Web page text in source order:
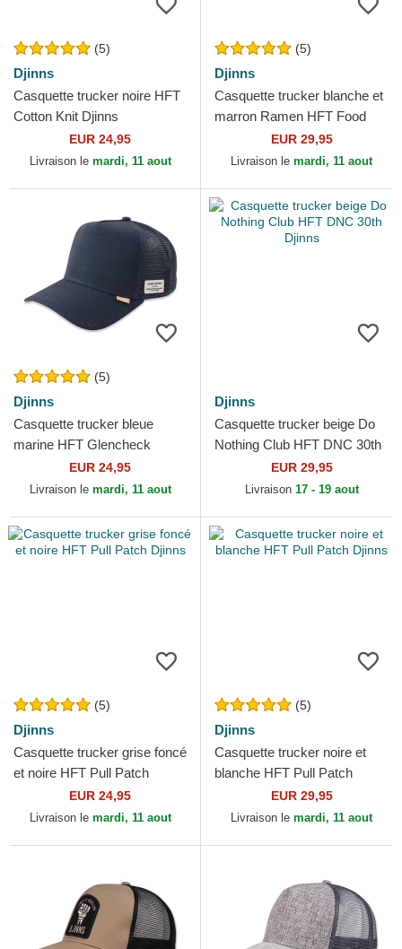
(5)
Djinns
Casquette trucker noire HFT
Cotton Knit Djinns
EUR 24,95
Livraison le mardi, 11 aout
(5)
Djinns
Casquette trucker blanche et
marron Ramen HFT Food
EUR 29,95
Livraison le mardi, 11 aout
(5)
Djinns
Casquette trucker bleue
marine HFT Glencheck
EUR 24,95
Livraison le mardi, 11 aout
Djinns
Casquette trucker beige Do
Nothing Club HFT DNC 30th
EUR 29,95
Livraison 17 - 19 aout
(5)
Djinns
Casquette trucker grise foncé
et noire HFT Pull Patch
EUR 24,95
Livraison le mardi, 11 aout
(5)
Djinns
Casquette trucker noire et
blanche HFT Pull Patch
EUR 29,95
Livraison le mardi, 11 aout